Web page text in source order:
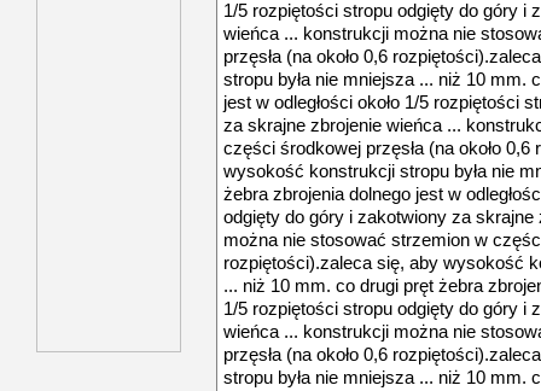
1/5 rozpiętości stropu odgięty do góry i
wieńca ... konstrukcji można nie
przęsła (na około 0,6
stropu była nie mniejsza ... niż 10 mm.
jest w odległości około 1/5 rozpiętości
za skrajne zbrojenie wieńca ...
części środkowej przęsła (na około
wysokość konstrukcji stropu była nie
żebra zbrojenia dolnego jest w
odgięty do góry i zakotwiony za
można nie stosować strzemion w
rozpiętości).zaleca się, aby wysokość
... niż 10 mm. co drugi pręt żebra
1/5 rozpiętości stropu odgięty do góry i
wieńca ... konstrukcji można nie
przęsła (na około 0,6
stropu była nie mniejsza ... niż 10 mm.